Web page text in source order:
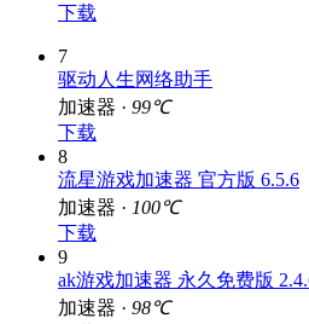
加速器 ·
7
驱动人生网络助手
加速器 ·
下载
8
流星游戏加速器 官方版 6.5.6
加速器 ·
下载
9
ak游戏加速器 永久免费版 2.4.6